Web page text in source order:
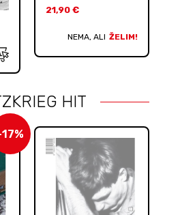
21,90 €
NEMA, ALI ŽELIM!
HIT